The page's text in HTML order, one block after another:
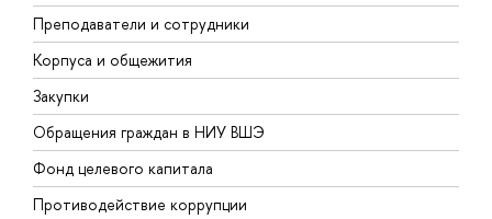
Преподаватели и сотрудники
Корпуса и общежития
Закупки
Обращения граждан в НИУ ВШЭ
Фонд целевого капитала
Противодействие коррупции